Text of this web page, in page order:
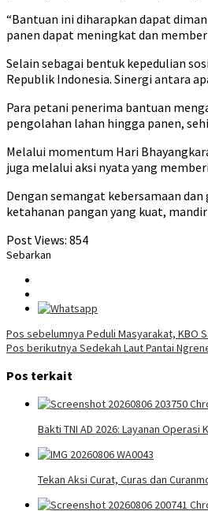
“Bantuan ini diharapkan dapat
panen dapat meningkat dan
Selain sebagai bentuk kepedulian
Republik Indonesia. Sinergi antara
Para petani penerima bantuan
pengolahan lahan hingga panen,
Melalui momentum Hari
juga melalui aksi nyata yang
Dengan semangat kebersamaan
ketahanan pangan yang kuat,
Post Views: 854
Sebarkan
Navigasi
pos
Pos sebelumnya Peduli Masyarakat, KBO
Pos berikutnya Sedekah Laut Pantai
Pos terkait
Bakti TNI AD 2026: Layanan
Tekan Aksi Curat, Curas dan